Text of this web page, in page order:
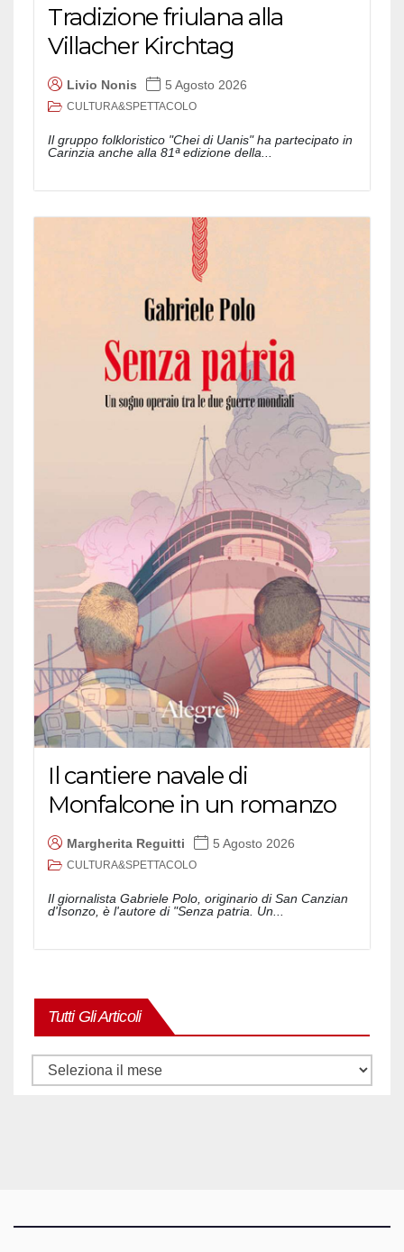
Tradizione friulana alla
Villacher Kirchtag
Livio Nonis 5 Agosto 2026
CULTURA&SPETTACOLO
Il gruppo folkloristico "Chei di Uanis" ha partecipato in
Carinzia anche alla 81ª edizione della...
Il cantiere navale di
Monfalcone in un romanzo
Margherita Reguitti 5 Agosto 2026
CULTURA&SPETTACOLO
Il giornalista Gabriele Polo, originario di San Canzian
d'Isonzo, è l'autore di "Senza patria. Un...
Tutti Gli Articoli
Tutti